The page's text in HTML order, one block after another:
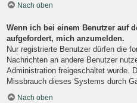
Nach oben
Wenn ich bei einem Benutzer auf
aufgefordert, mich anzumelden.
Nur registrierte Benutzer dürfen die
Nachrichten an andere Benutzer
Administration freigeschaltet wurde.
Missbrauch dieses Systems durch
Nach oben